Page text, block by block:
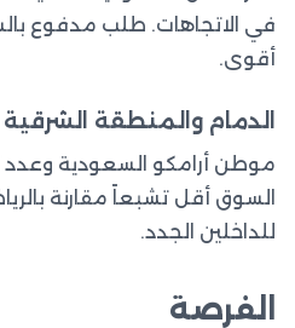
في الاتجاهات. طلب مدفوع
أقوى.
الدمام والمنطقة الشرقية
موطن أرامكو السعودية وعدد
السوق أقل تشبعاً مقارنة
للداخلين الجدد.
الفرصة